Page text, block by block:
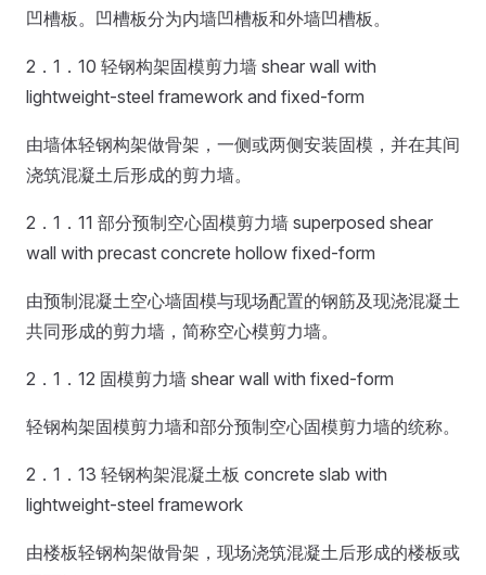
凹槽板。凹槽板分为内墙凹槽板和外墙凹槽板。
2．1．10 轻钢构架固模剪力墙 shear wall with
lightweight-steel framework and fixed-form
由墙体轻钢构架做骨架，一侧或两侧安装固模，并在其间
浇筑混凝土后形成的剪力墙。
2．1．11 部分预制空心固模剪力墙 superposed shear
wall with precast concrete hollow fixed-form
由预制混凝土空心墙固模与现场配置的钢筋及现浇混凝土
共同形成的剪力墙，简称空心模剪力墙。
2．1．12 固模剪力墙 shear wall with fixed-form
轻钢构架固模剪力墙和部分预制空心固模剪力墙的统称。
2．1．13 轻钢构架混凝土板 concrete slab with
lightweight-steel framework
由楼板轻钢构架做骨架，现场浇筑混凝土后形成的楼板或